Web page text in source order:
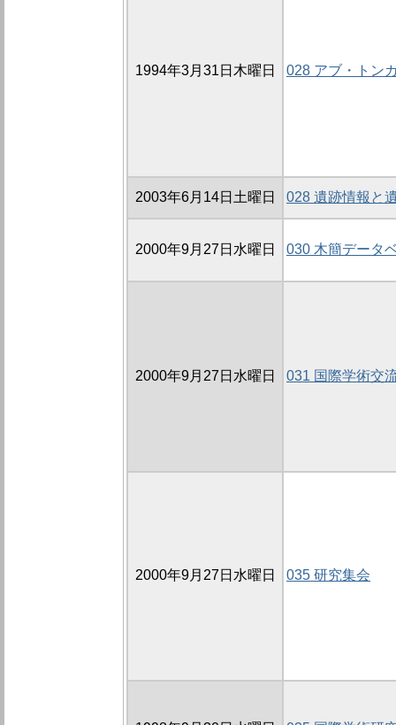
1994年3月31日木曜日 028 アブ・トン
2003年6月14日土曜日 028 遺跡情報と
2000年9月27日水曜日 030 木簡データ
2000年9月27日水曜日 031 国際学術交
2000年9月27日水曜日 035 研究集会